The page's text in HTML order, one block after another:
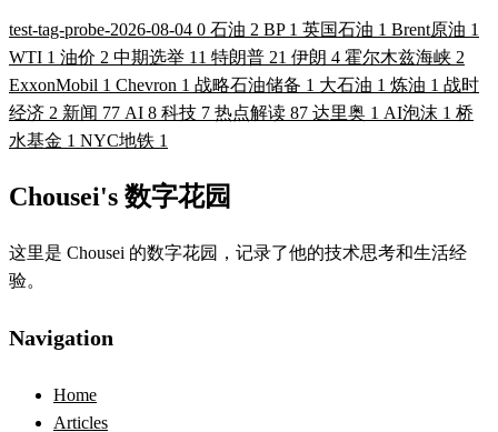
test-tag-probe-2026-08-04 0 石油 2 BP 1 英国石油 1 Brent原油 1
WTI 1 油价 2 中期选举 11 特朗普 21 伊朗 4 霍尔木兹海峡 2
ExxonMobil 1 Chevron 1 战略石油储备 1 大石油 1 炼油 1 战时
经济 2 新闻 77 AI 8 科技 7 热点解读 87 达里奥 1 AI泡沫 1 桥
水基金 1 NYC地铁 1
Chousei's 数字花园
这里是 Chousei 的数字花园，记录了他的技术思考和生活经
验。
Navigation
Home
Articles